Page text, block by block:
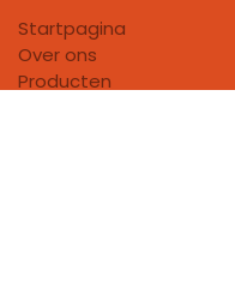
Startpagina
Over ons
Producten